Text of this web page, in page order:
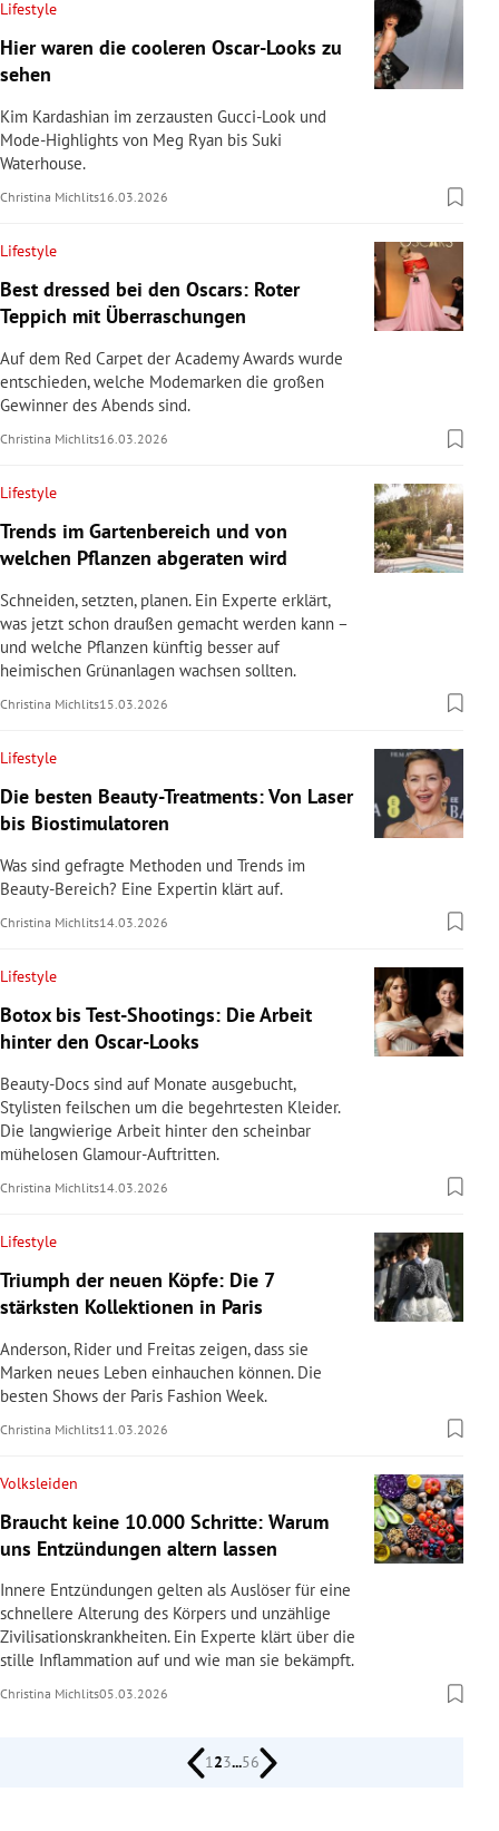
Lifestyle
Hier waren die cooleren Oscar-Looks zu
sehen
Kim Kardashian im zerzausten Gucci-Look und
Mode-Highlights von Meg Ryan bis Suki
Waterhouse.
Christina Michlits16.03.2026
Lifestyle
Best dressed bei den Oscars: Roter
Teppich mit Überraschungen
Auf dem Red Carpet der Academy Awards wurde
entschieden, welche Modemarken die großen
Gewinner des Abends sind.
Christina Michlits16.03.2026
Lifestyle
Trends im Gartenbereich und von
welchen Pflanzen abgeraten wird
Schneiden, setzten, planen. Ein Experte erklärt,
was jetzt schon draußen gemacht werden kann –
und welche Pflanzen künftig besser auf
heimischen Grünanlagen wachsen sollten.
Christina Michlits15.03.2026
Lifestyle
Die besten Beauty-Treatments: Von Laser
bis Biostimulatoren
Was sind gefragte Methoden und Trends im
Beauty-Bereich? Eine Expertin klärt auf.
Christina Michlits14.03.2026
Lifestyle
Botox bis Test-Shootings: Die Arbeit
hinter den Oscar-Looks
Beauty-Docs sind auf Monate ausgebucht,
Stylisten feilschen um die begehrtesten Kleider.
Die langwierige Arbeit hinter den scheinbar
mühelosen Glamour-Auftritten.
Christina Michlits14.03.2026
Lifestyle
Triumph der neuen Köpfe: Die 7
stärksten Kollektionen in Paris
Anderson, Rider und Freitas zeigen, dass sie
Marken neues Leben einhauchen können. Die
besten Shows der Paris Fashion Week.
Christina Michlits11.03.2026
Volksleiden
Braucht keine 10.000 Schritte: Warum
uns Entzündungen altern lassen
Innere Entzündungen gelten als Auslöser für eine
schnellere Alterung des Körpers und unzählige
Zivilisationskrankheiten. Ein Experte klärt über die
stille Inflammation auf und wie man sie bekämpft.
Christina Michlits05.03.2026
123...56